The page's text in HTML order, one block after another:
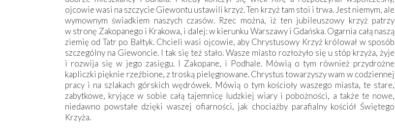
ojcowie wasi na szczycie Giewontu ustawili krzyż. Ten krzyż tam stoi i trwa. Jest niemym, ale
wymownym świadkiem naszych czasów. Rzec można, iż ten jubileuszowy krzyż patrzy
w stronę Zakopanego i Krakowa, i dalej: w kierunku Warszawy i Gdańska. Ogarnia całą naszą
ziemię od Tatr po Bałtyk. Chcieli wasi ojcowie, aby Chrystusowy Krzyż królował w sposób
szczególny na Giewoncie. I tak się też stało. Wasze miasto rozłożyło się u stóp krzyża, żyje
i rozwija się w jego zasięgu. I Zakopane, i Podhale. Mówią o tym również przydrożne
kapliczki pięknie rzeźbione, z troską pielęgnowane. Chrystus towarzyszy wam w codziennej
pracy i na szlakach górskich wędrówek. Mówią o tym kościoły waszego miasta, te stare,
zabytkowe, kryjące w sobie całą tajemnicę ludzkiej wiary i pobożności, a także te nowe,
niedawno powstałe dzięki waszej ofiarności, jak chociażby parafialny kościół Świętego
Krzyża.